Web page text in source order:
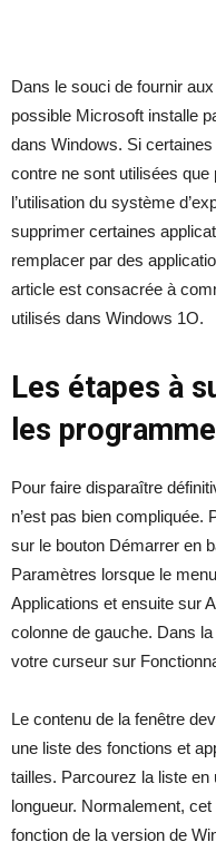
Dans le souci de fournir
possible Microsoft installe
dans Windows. Si
contre ne sont utilisées
l’utilisation du système
supprimer certaines
remplacer par des
article est consacrée à
utilisés dans Windows 1O.
Les étapes à
les
Pour faire disparaître
n’est pas bien compliquée.
sur le bouton Démarrer en
Paramètres lorsque le
Applications et ensuite sur
colonne de gauche. Dans
votre curseur sur
Le contenu de la fenêtre
une liste des fonctions et
tailles. Parcourez la liste en
longueur. Normalement,
fonction de la version de